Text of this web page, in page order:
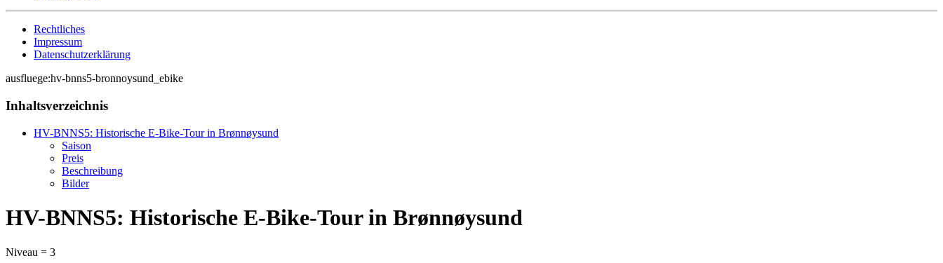
Rechtliches
Impressum
Datenschutzerklärung
ausfluege:hv-bnns5-bronnoysund_ebike
Inhaltsverzeichnis
HV-BNNS5: Historische E-Bike-Tour in Brønnøysund
Saison
Preis
Beschreibung
Bilder
HV-BNNS5: Historische E-Bike-Tour in Brønnøysund
Niveau = 3